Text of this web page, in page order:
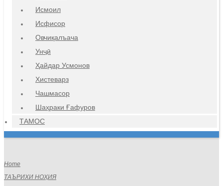
Исмоил
Исфисор
Овчиқалъача
Унҷӣ
Ҳайдар Усмонов
Хистеварз
Чашмасор
Шаҳраки Ғафуров
ТАМОС
Home
ТАЪРИХИ НОҲИЯ